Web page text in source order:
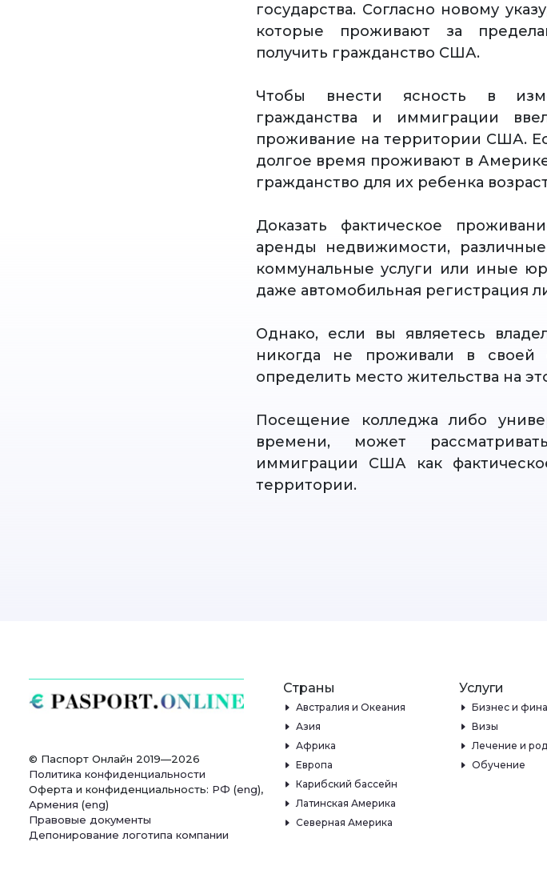
государства. Согласно новому
которые проживают за
получить гражданство США.
Чтобы внести ясность в
гражданства и иммиграции
проживание на территории США.
долгое время проживают в
гражданство для их ребенка
Доказать фактическое
аренды недвижимости,
коммунальные услуги или иные
даже автомобильная регистрация
Однако, если вы являетесь
никогда не проживали в своей
определить место жительства на
Посещение колледжа либо
времени, может
иммиграции США как
территории.
© Паспорт Онлайн 2019—2026
Политика конфиденциальности
Оферта и конфиденциальность: РФ (eng),
Армения (eng)
Правовые документы
Депонирование логотипа компании
Страны
Австралия и Океания
Азия
Африка
Европа
Карибский бассейн
Латинская Америка
Северная Америка
Услуги
Бизнес и
Визы
Лечение и
Обучение